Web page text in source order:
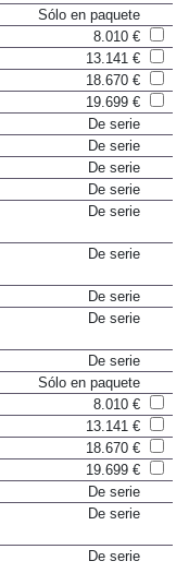
Sólo en paquete
8.010 €
13.141 €
18.670 €
19.699 €
De serie
De serie
De serie
De serie
De serie
De serie
Sólo en paquete
8.010 €
13.141 €
18.670 €
19.699 €
De serie